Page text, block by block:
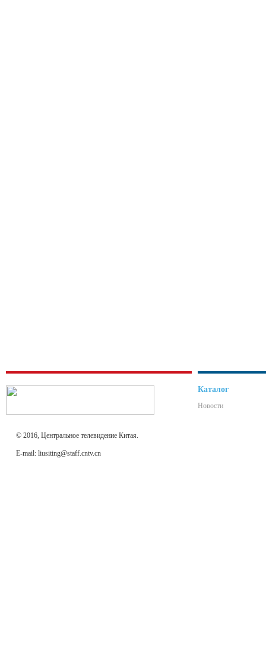
© 2016, Центральное телевидение Китая.
E-mail: liusiting@staff.cntv.cn
Каталог
Новости